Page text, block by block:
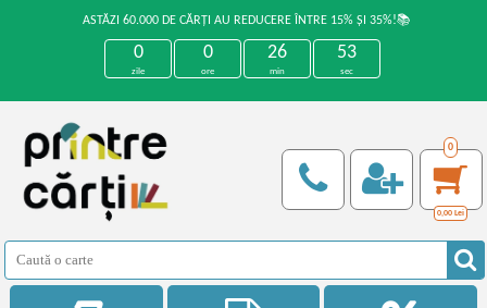
ASTĂZI 60.000 DE CĂRȚI AU REDUCERE ÎNTRE 15% ȘI 35%!📚
0
zile
0
ore
26
min
53
sec
0
0,00 Lei